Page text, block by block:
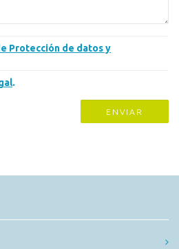
Protección de datos y
.